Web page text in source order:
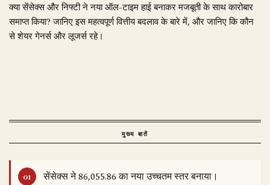
क्या सेंसेक्स और निफ्टी ने नया ऑल-टाइम हाई बनाकर मजबूती के साथ कारोबार
समाप्त किया? जानिए इस महत्वपूर्ण वित्तीय बदलाव के बारे में, और जानिए कि कौन
से शेयर गेनर्स और लूजर्स रहे।
मुख्य बातें
सेंसेक्स ने 86,055.86 का नया उच्चतम स्तर बनाया।